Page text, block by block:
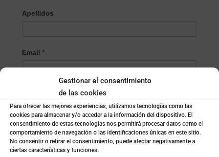
Gestionar el consentimiento
de las cookies
Para ofrecer las mejores experiencias, utilizamos tecnologías como las
cookies para almacenar y/o acceder a la información del dispositivo. El
consentimiento de estas tecnologías nos permitirá procesar datos como el
comportamiento de navegación o las identificaciones únicas en este sitio.
No consentir o retirar el consentimiento, puede afectar negativamente a
ciertas características y funciones.
Apellidos
Email *
Localidad*